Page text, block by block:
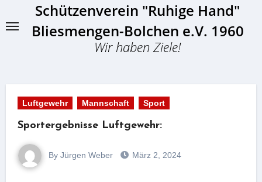
to
Schützenverein "Ruhige Hand"
Bliesmengen-Bolchen e.V. 1960
Wir haben Ziele!
Luftgewehr Mannschaft Sport
Sportergebnisse Luftgewehr:
By Jürgen Weber März 2, 2024